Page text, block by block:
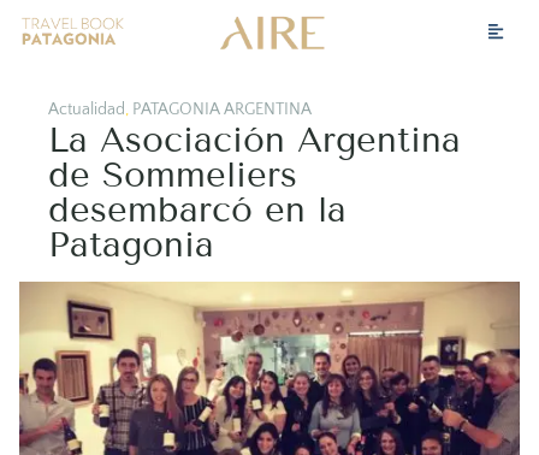
Actualidad, PATAGONIA ARGENTINA
La Asociación Argentina
de Sommeliers
desembarcó en la
Patagonia